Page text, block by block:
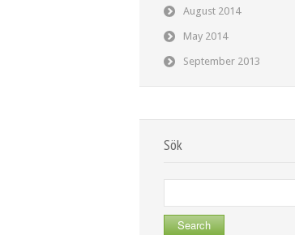
August 2014
May 2014
September 2013
Sök
for: